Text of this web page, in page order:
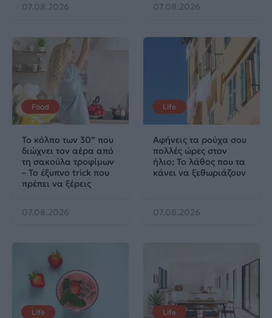
07.08.2026 07.08.2026
Food
Το κόλπο των 30” που
διώχνει τον αέρα από
τη σακούλα τροφίμων
– Το έξυπνο trick που
πρέπει να ξέρεις
07.08.2026
Life
Αφήνεις τα ρούχα σου
πολλές ώρες στον
ήλιο; Το λάθος που τα
κάνει να ξεθωριάζουν
07.08.2026
Life Life